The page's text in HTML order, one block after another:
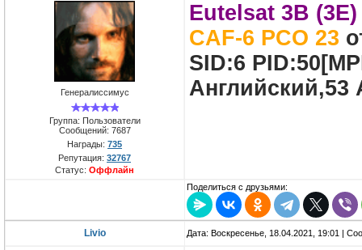
Генералиссимус
Группа: Пользователи
Сообщений: 7687
Награды: 735
Репутация: 32767
Статус: Оффлайн
Eutelsat 3B (3E)
CAF-6 PCO 23
SID:6
Английский,53
Поделиться с друзьями:
Livio Дата: Воскресенье, 18.04.2021, 19:01 |